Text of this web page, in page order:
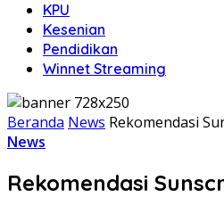
KPU
Kesenian
Pendidikan
Winnet Streaming
Beranda News Rekomendasi
News
Rekomendasi